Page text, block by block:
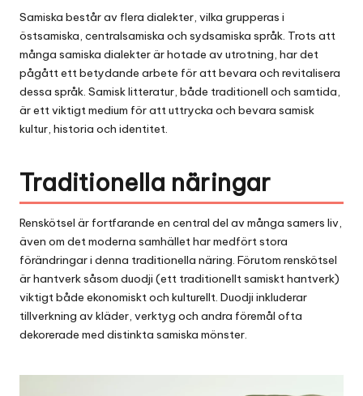
Samiska består av flera dialekter, vilka grupperas i
östsamiska, centralsamiska och sydsamiska språk. Trots att
många samiska dialekter är hotade av utrotning, har det
pågått ett betydande arbete för att bevara och revitalisera
dessa språk. Samisklitteratur, både traditionell och samtida,
är ett viktigt medium för att uttrycka och bevara samisk
kultur, historia och identitet.
Traditionella näringar
Renskötsel är fortfarande en central del av många samers liv,
även om det moderna samhället har medfört stora
förändringar i denna traditionella näring. Förutom renskötsel
ärhantverksåsom duodji (ett traditionellt samiskt hantverk)
viktigt både ekonomiskt och kulturellt. Duodji inkluderar
tillverkning av kläder, verktyg och andra föremål ofta
dekorerade med distinkta samiska mönster.